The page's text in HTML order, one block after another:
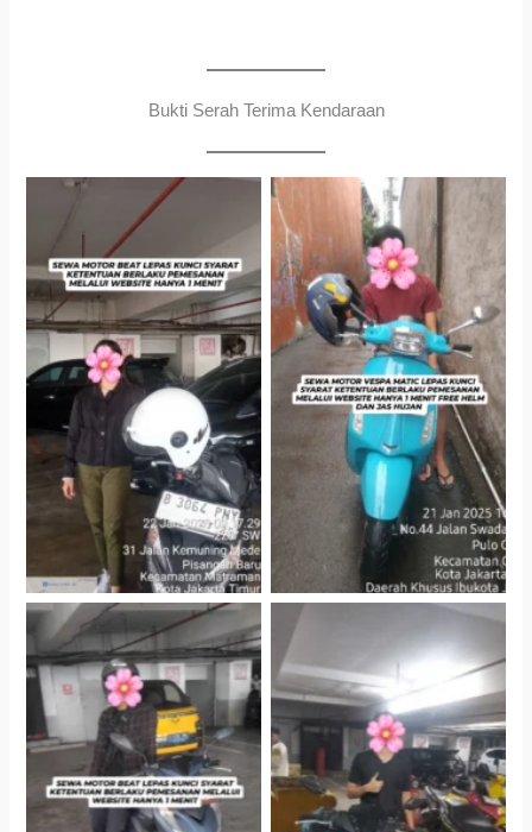
Bukti Serah Terima Kendaraan
Cityplaza Jatinegara
Gedung Parkir P6A
Antar Jemput Kendaraan
Cityplaza Jatinegara
Gedung Parkir P6A
Cityplaza Jatinegara
Gedung Parkir P6A